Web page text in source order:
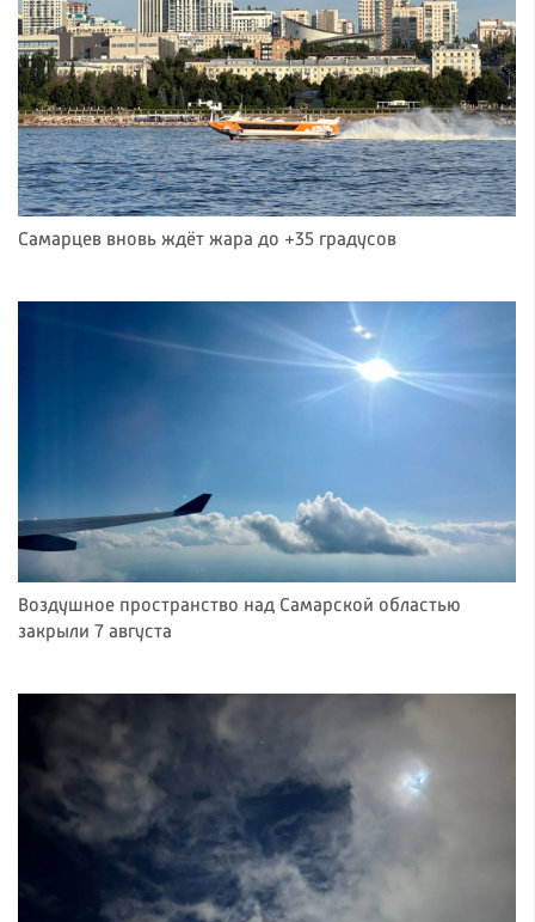
Самарцев вновь ждёт жара до +35 градусов
Воздушное пространство над Самарской областью
закрыли 7 августа